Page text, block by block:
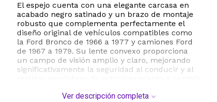
El espejo cuenta con una elegante carcasa en
acabado negro satinado y un brazo de montaje
robusto que complementa perfectamente el
diseño original de vehículos compatibles como
la Ford Bronco de 1966 a 1977 y camiones Ford
de 1967 a 1979. Su lente convexo proporciona
un campo de visión amplio y claro, mejorando
significativamente la seguridad al conducir y al
Ver descripción completa